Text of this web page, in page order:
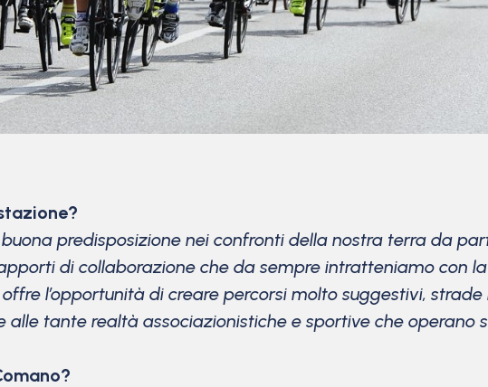
predisposizione nei confronti della nostra terra da
di collaborazione che da sempre intratteniamo con la
l’opportunità di creare percorsi molto suggestivi,
tante realtà associazionistiche e sportive che operano